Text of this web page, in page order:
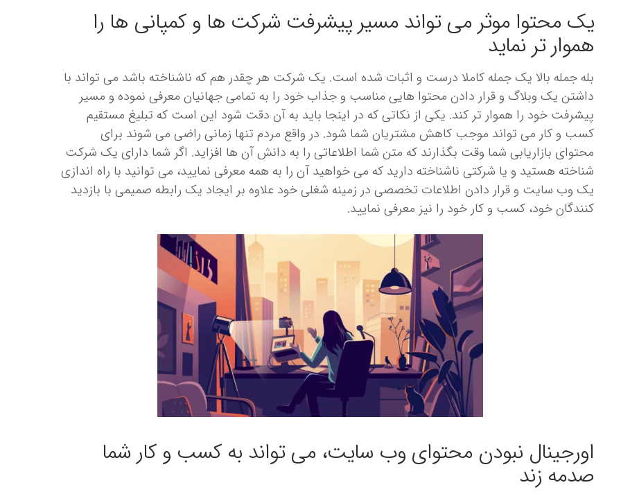
یک محتوا موثر می تواند مسیر پیشرفت شرکت ها و کمپانی ها را
هموار تر نماید
بله جمله بالا یک جمله کاملا درست و اثبات شده است. یک شرکت هر چقدر هم که ناشناخته باشد می تواند با
داشتن یک وبلاگ و قرار دادن محتوا هایی مناسب و جذاب خود را به تمامی جهانیان معرفی نموده و مسیر
پیشرفت خود را هموار تر کند. یکی از نکاتی که در اینجا باید به آن دقت شود این است که تبلیغ مستقیم
کسب و کار می تواند موجب کاهش مشتریان شما شود. در واقع مردم تنها زمانی راضی می شوند برای
محتوای بازاریابی شما وقت بگذارند که متن شما اطلاعاتی را به دانش آن ها افزاید. اگر شما دارای یک شرکت
شناخته هستید و یا شرکتی ناشناخته دارید که می خواهید آن را به همه معرفی نمایید، می توانید با راه اندازی
یک وب سایت و قرار دادن اطلاعات تخصصی در زمینه شغلی خود علاوه بر ایجاد یک رابطه صمیمی با بازدید
کنندگان خود، کسب و کار خود را نیز معرفی نمایید.
اورجینال نبودن محتوای وب سایت، می تواند به کسب و کار شما
صدمه زند